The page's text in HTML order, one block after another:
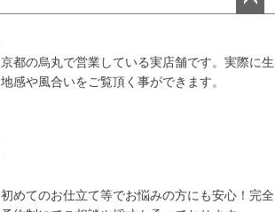
ップ
京都の烏丸で営業している実店舗です。実際に生
地感や風合いをご覧頂く事ができます。
初めてのお仕立て等でお悩みの方にも安心！完全